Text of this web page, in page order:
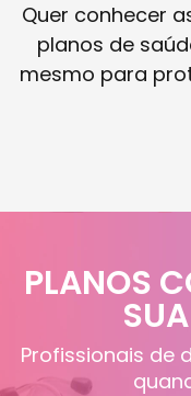
Quer conhecer
planos de
mesmo para
PLANOS
Profissionais de